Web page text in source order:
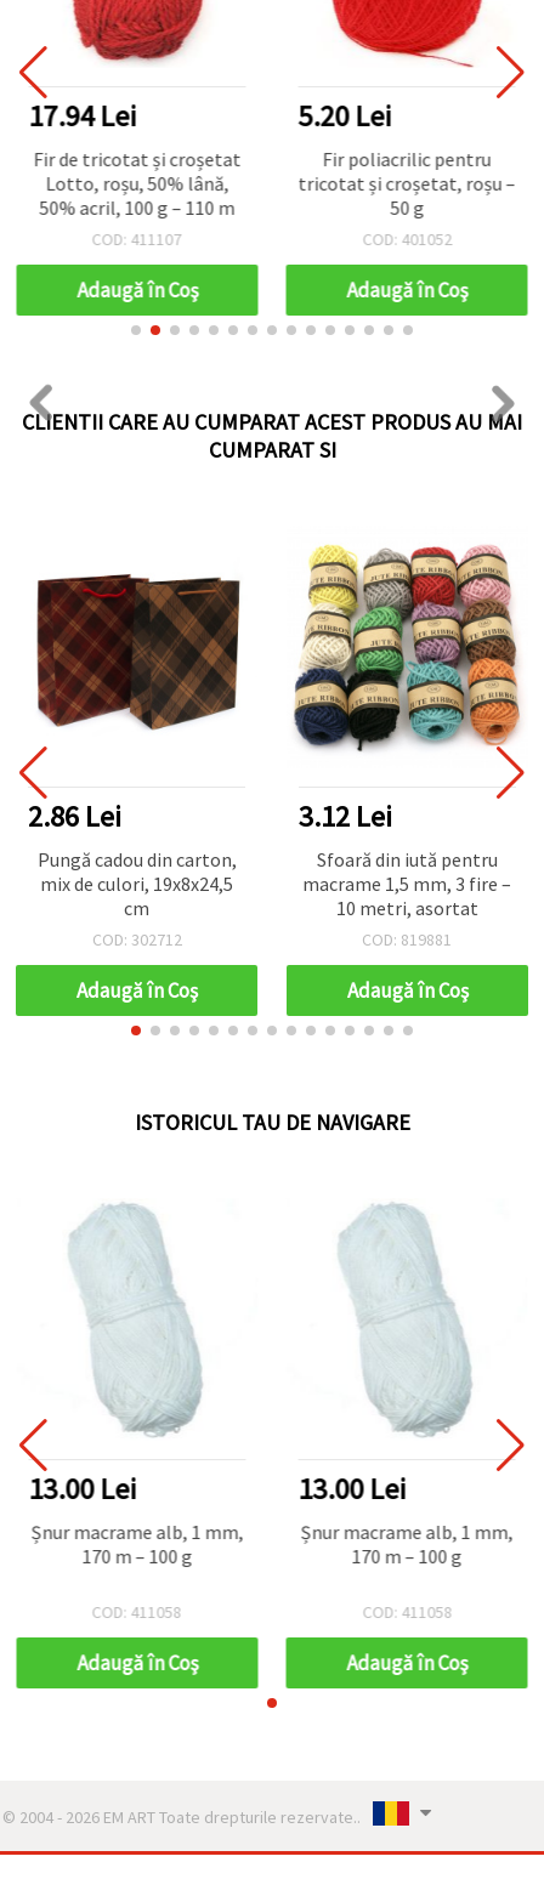
17.94 Lei
Fir de tricotat și croșetat
Lotto, roșu, 50% lână,
50% acril, 100 g – 110 m
COD: 411107
Adaugă în Coş
5.20 Lei
Fir poliacrilic pentru
tricotat și croșetat, roșu –
50 g
COD: 401052
Adaugă în Coş
CLIENTII CARE AU CUMPARAT ACEST PRODUS AU MAI
CUMPARAT SI
2.86 Lei
Pungă cadou din carton,
mix de culori, 19x8x24,5
cm
COD: 302712
Adaugă în Coş
3.12 Lei
Sfoară din iută pentru
macrame 1,5 mm, 3 fire –
10 metri, asortat
COD: 819881
Adaugă în Coş
ISTORICUL TAU DE NAVIGARE
13.00 Lei
Șnur macrame alb, 1 mm,
170 m – 100 g
COD: 411058
Adaugă în Coş
13.00 Lei
Șnur macrame alb, 1 mm,
170 m – 100 g
COD: 411058
Adaugă în Coş
© 2004 - 2026 EM ART Toate drepturile rezervate..